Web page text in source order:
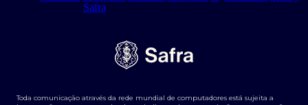
Tarifas e serviços Pessoa Física
Transparência de remuneração
Toda comunicação através da rede mundial de computadores está sujeita a